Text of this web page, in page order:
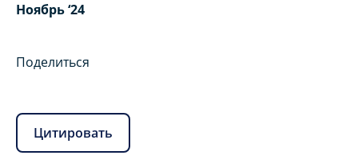
Ноябрь ‘24
Поделиться
Цитировать